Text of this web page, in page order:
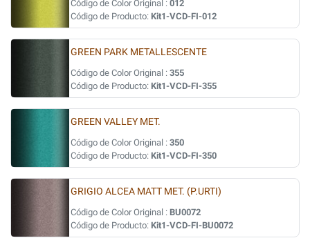
Código de Color Original : 012
Código de Producto: Kit1-VCD-FI-012
GREEN PARK METALLESCENTE
Código de Color Original : 355
Código de Producto: Kit1-VCD-FI-355
GREEN VALLEY MET.
Código de Color Original : 350
Código de Producto: Kit1-VCD-FI-350
GRIGIO ALCEA MATT MET. (P.URTI)
Código de Color Original : BU0072
Código de Producto: Kit1-VCD-FI-BU0072